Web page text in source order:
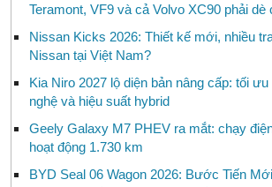
Teramont, VF9 và cả Volvo XC90 phải dè
Nissan Kicks 2026: Thiết kế mới, nhiều
Nissan tại Việt Nam?
Kia Niro 2027 lộ diện bản nâng cấp: tối
nghệ và hiệu suất hybrid
Geely Galaxy M7 PHEV ra mắt: chạy
hoạt động 1.730 km
BYD Seal 06 Wagon 2026: Bước Tiến